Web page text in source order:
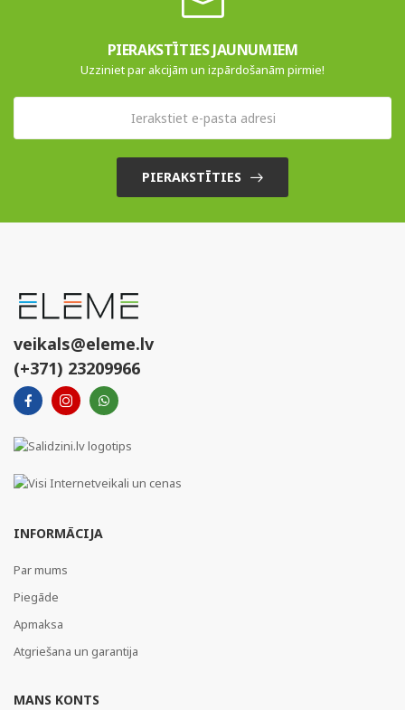
PIERAKSTĪTIES JAUNUMIEM
Uzziniet par akcijām un izpārdošanām pirmie!
PIERAKSTĪTIES
veikals@eleme.lv
(+371) 23209966
INFORMĀCIJA
Par mums
Piegāde
Apmaksa
Atgriešana un garantija
MANS KONTS